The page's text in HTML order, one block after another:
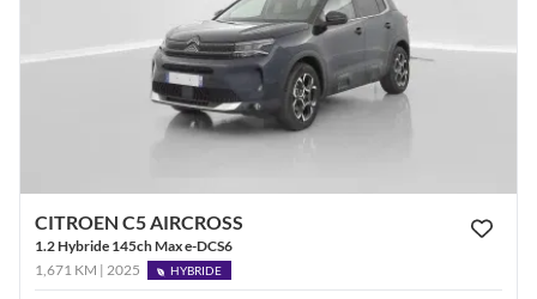
CITROEN C5 AIRCROSS
1.2 Hybride 145ch Max e-DCS6
1,671 KM | 2025
HYBRIDE